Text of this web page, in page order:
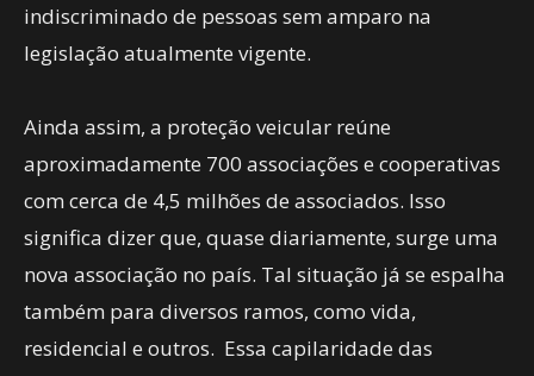
indiscriminado de pessoas sem amparo na
legislação atualmente vigente.
Ainda assim, a proteção veicular reúne
aproximadamente 700 associações e cooperativas
com cerca de 4,5 milhões de associados. Isso
significa dizer que, quase diariamente, surge uma
nova associação no país. Tal situação já se espalha
também para diversos ramos, como vida,
residencial e outros. Essa capilaridade das